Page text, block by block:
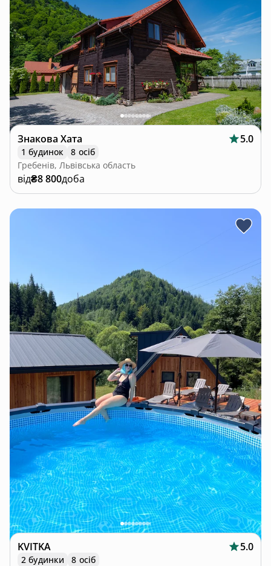
Знакова Хата 5.0
1 будинок
8 осіб
Гребенів, Львівська область
від₴8 800доба
KVITKA 5.0
2 будинки
8 осіб